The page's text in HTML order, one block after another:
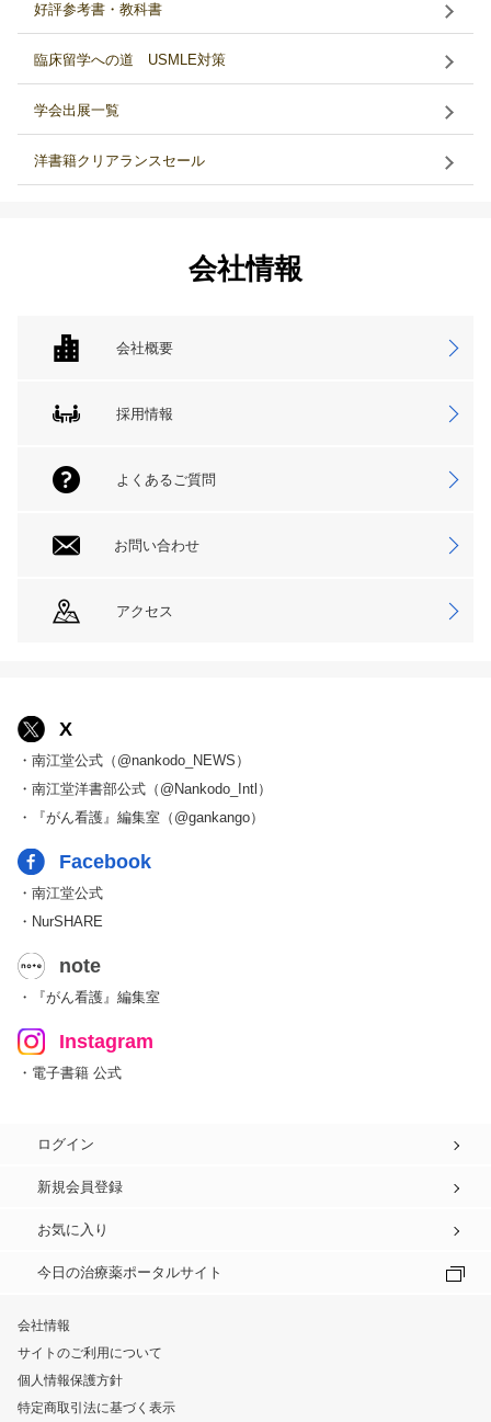
好評参考書・教科書
臨床留学への道 USMLE対策
学会出展一覧
洋書籍クリアランスセール
会社情報
会社概要
採用情報
よくあるご質問
お問い合わせ
アクセス
X
・南江堂公式（@nankodo_NEWS）
・南江堂洋書部公式（@Nankodo_Intl）
・『がん看護』編集室（@gankango）
Facebook
・南江堂公式
・NurSHARE
note
・『がん看護』編集室
Instagram
・電子書籍 公式
ログイン
新規会員登録
お気に入り
今日の治療薬ポータルサイト
会社情報
サイトのご利用について
個人情報保護方針
特定商取引法に基づく表示